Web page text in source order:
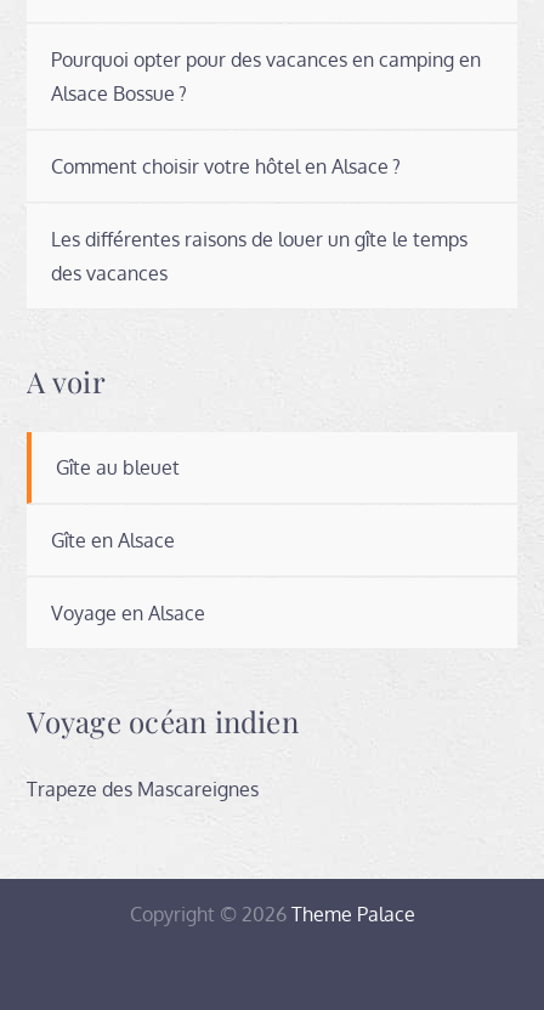
Pourquoi opter pour des vacances en camping en
Alsace Bossue ?
Comment choisir votre hôtel en Alsace ?
Les différentes raisons de louer un gîte le temps
des vacances
A voir
Gîte au bleuet
Gîte en Alsace
Voyage en Alsace
Voyage océan indien
Trapeze des Mascareignes
Copyright © 2026 Theme Palace